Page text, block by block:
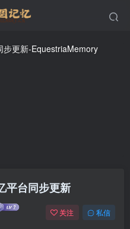
平台同步更新
关注 私信